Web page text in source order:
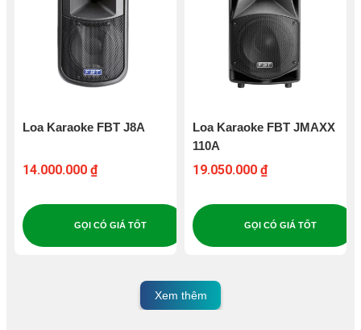
Xem thêm
Loa Karaoke FBT J8A
14.000.000 ₫
GỌI CÓ GIÁ TỐT
Loa Karaoke FBT JMAXX
110A
19.050.000 ₫
GỌI CÓ GIÁ TỐT